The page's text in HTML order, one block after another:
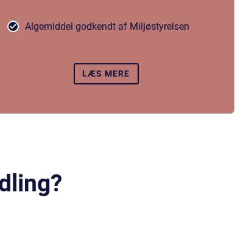
Algemiddel godkendt af Miljøstyrelsen
LÆS MERE